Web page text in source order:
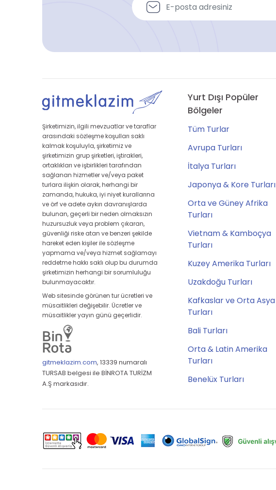
Şirketimizin, ilgili mevzuatlar ve taraflar
arasındaki sözleşme koşulları saklı
kalmak koşuluyla, şirketimiz ve
şirketimizin grup şirketleri, iştirakleri,
ortaklıkları ve işbirlikleri tarafından
sağlanan hizmetler ve/veya paket
turlara ilişkin olarak, herhangi bir
zamanda, hukuka, iyi niyet kurallarına
ve örf ve adete aykırı davranışlarda
bulunan, geçerli bir neden olmaksızın
huzursuzluk veya problem çıkaran,
güvenliği riske atan ve benzeri şekilde
hareket eden kişiler ile sözleşme
yapmama ve/veya hizmet sağlamayı
reddetme hakkı saklı olup bu durumda
şirketimizin herhangi bir sorumluluğu
bulunmayacaktır.
Web sitesinde görünen tur ücretleri ve
müsaitlikleri değişebilir. Ücretler ve
müsaitlikler yayın günü geçerlidir.
gitmeklazim.com, 13339 numaralı
TURSAB belgesi ile BİNROTA TURİZM
A.Ş markasıdır.
Yurt Dışı Popüler
Bölgeler
Tüm Turlar
Avrupa Turları
İtalya Turları
Japonya & Kore Turları
Orta ve Güney Afrika
Turları
Vietnam & Kamboçya
Turları
Kuzey Amerika Turları
Uzakdoğu Turları
Kafkaslar ve Orta Asya
Turları
Bali Turları
Orta & Latin Amerika
Turları
Benelüx Turları